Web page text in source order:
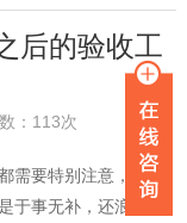
后的验收工
：113次
需要特别注意，即使
于事无补，还浪费了